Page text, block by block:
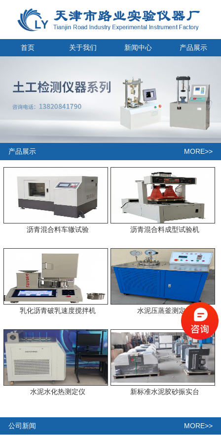
首页 关于我们 新闻中心 产品展示
产品展示 MORE>>
沥青混合料车辙试验 沥青混合料成型试验机
乳化沥青破乳速度搅拌机 水泥压蒸釜测定仪
水泥水化热测定仪 新标准水泥胶砂振实台
公司新闻 MORE>>